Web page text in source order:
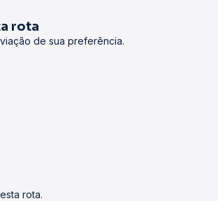
rota
de sua preferência.
rota.